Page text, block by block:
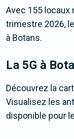
Avec 155 locaux
trimestre 2026,
à Botans.
La 5G à
Découvrez la
Visualisez les
disponible pour